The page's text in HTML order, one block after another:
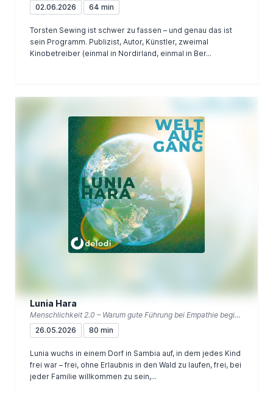
02.06.2026
64 min
Torsten Sewing ist schwer zu fassen – und genau das ist
sein Programm. Publizist, Autor, Künstler, zweimal
Kinobetreiber (einmal in Nordirland, einmal in Ber...
Lunia Hara
Menschlichkeit 2.0 – Warum gute Führung bei Empathie beginnt
26.05.2026
80 min
Lunia wuchs in einem Dorf in Sambia auf, in dem jedes Kind
frei war – frei, ohne Erlaubnis in den Wald zu laufen, frei, bei
jeder Familie willkommen zu sein,...